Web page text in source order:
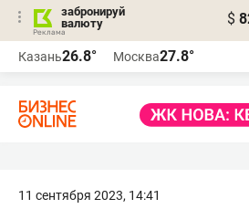
забронируй
валюту
$
Казань26.8° Москва27.8°
11 сентября 2023, 14:41